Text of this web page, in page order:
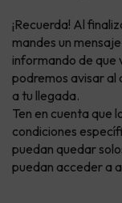
¡Recuerda! Al
mandes un
informando de que
podremos avisar al
a tu llegada.
Ten en cuenta que
condiciones
puedan quedar
puedan acceder a